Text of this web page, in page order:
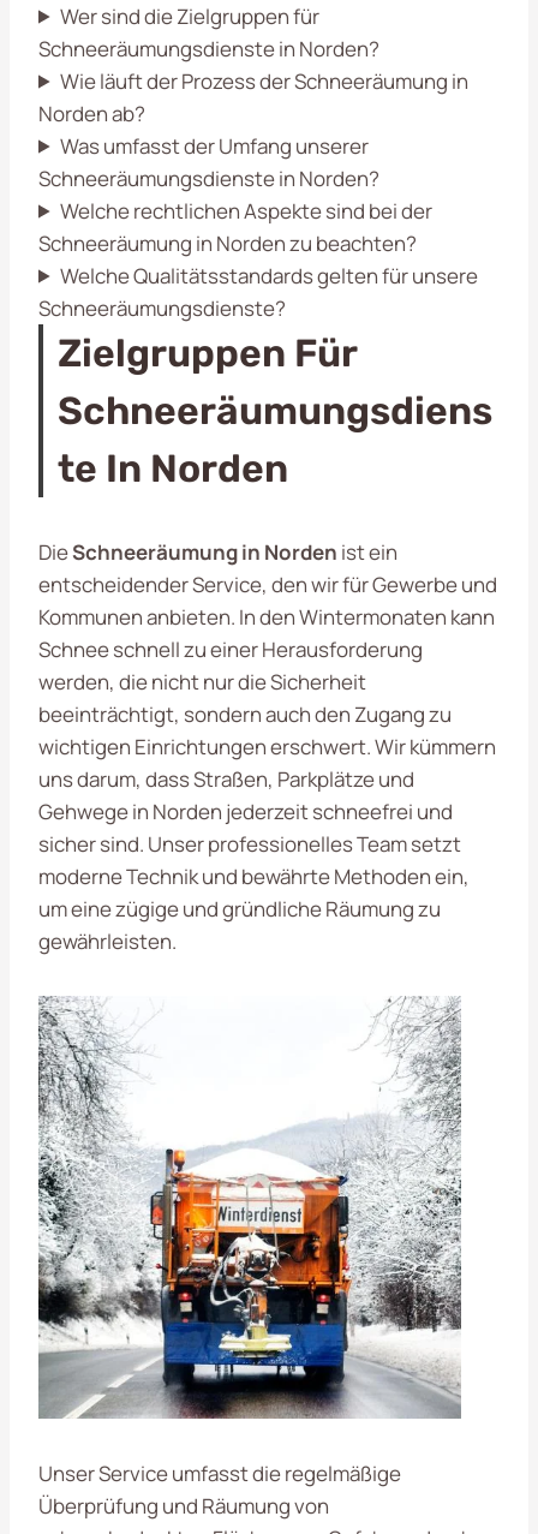
Wer sind die Zielgruppen für
Schneeräumungsdienste in Norden?
Wie läuft der Prozess der Schneeräumung in
Norden ab?
Was umfasst der Umfang unserer
Schneeräumungsdienste in Norden?
Welche rechtlichen Aspekte sind bei der
Schneeräumung in Norden zu beachten?
Welche Qualitätsstandards gelten für unsere
Schneeräumungsdienste?
Zielgruppen Für
Schneeräumungsdiens
Te In Norden
DieSchneeräumung in Norden ist ein
entscheidender Service, den wir für Gewerbe und
Kommunen anbieten. In den Wintermonaten kann
Schnee schnell zu einer Herausforderung
werden, die nicht nur die Sicherheit
beeinträchtigt, sondern auch den Zugang zu
wichtigen Einrichtungen erschwert. Wir kümmern
uns darum, dass Straßen, Parkplätze und
Gehwege in Norden jederzeit schneefrei und
sicher sind. Unser professionelles Team setzt
moderne Technik und bewährte Methoden ein,
um eine zügige und gründliche Räumung zu
gewährleisten.
Unser Service umfasst die regelmäßige
Überprüfung und Räumung von